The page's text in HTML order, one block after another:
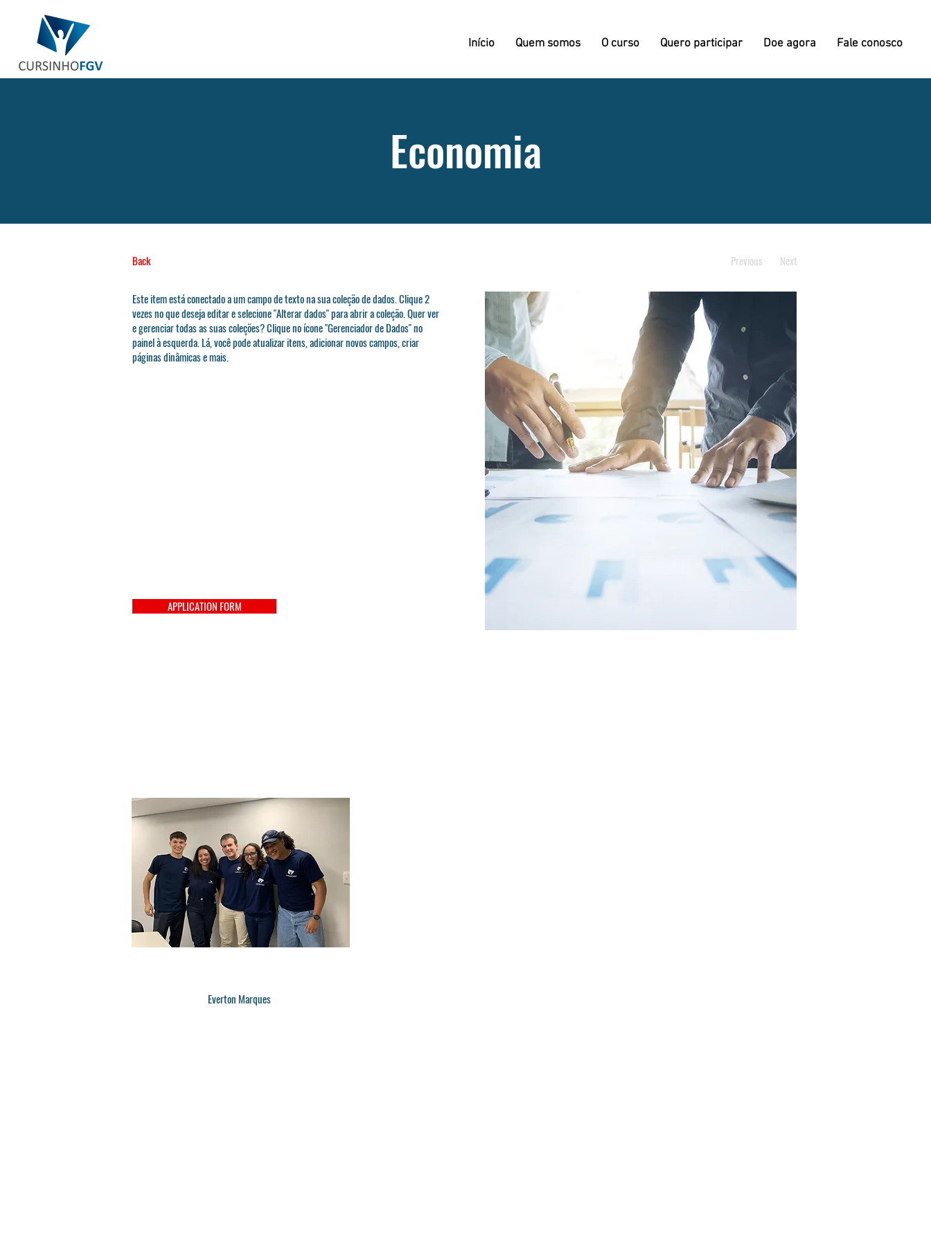
Início Quem somos O curso Quero participar Doe agora Fale conosco
Economia
Back
Este item está conectado a um campo de texto na sua coleção de dados. Clique 2
vezes no que deseja editar e selecione "Alterar dados" para abrir a coleção. Quer ver
e gerenciar todas as suas coleções? Clique no ícone "Gerenciador de Dados" no
painel à esquerda. Lá, você pode atualizar itens, adicionar novos campos, criar
páginas dinâmicas e mais.
APPLICATION FORM
Previous Next
Everton Marques